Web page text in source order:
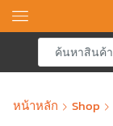
หน้าหลัก Shop